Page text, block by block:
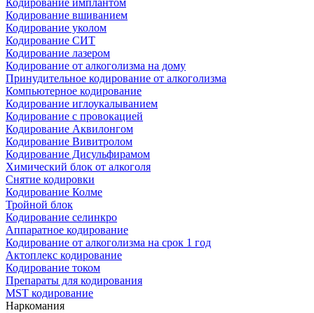
Кодирование имплантом
Кодирование вшиванием
Кодирование уколом
Кодирование СИТ
Кодирование лазером
Кодирование от алкоголизма на дому
Принудительное кодирование от алкоголизма
Компьютерное кодирование
Кодирование иглоукалыванием
Кодирование с провокацией
Кодирование Аквилонгом
Кодирование Вивитролом
Кодирование Дисульфирамом
Химический блок от алкоголя
Снятие кодировки
Кодирование Колме
Тройной блок
Кодирование селинкро
Аппаратное кодирование
Кодирование от алкоголизма на срок 1 год
Актоплекс кодирование
Кодирование током
Препараты для кодирования
MST кодирование
Наркомания